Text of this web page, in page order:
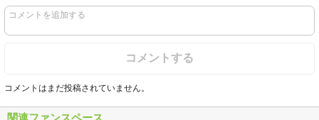
コメントを追加する
コメントする
コメントはまだ投稿されていません。
関連ファンスペース